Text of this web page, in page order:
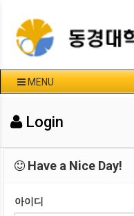
MENU
Login
Have a Nice Day!
아이디